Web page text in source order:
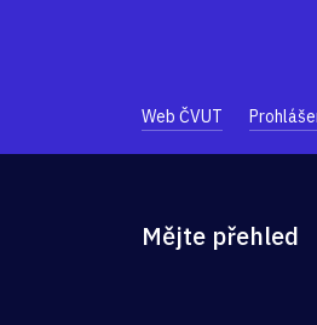
Web ČVUT
Mějte přehled